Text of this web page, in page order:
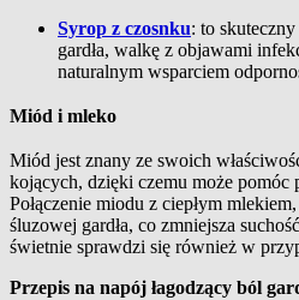
Syrop z czosnku: to
gardła, walkę z objawami
naturalnym wsparciem
Miód i mleko
Miód jest znany ze swoich
kojących, dzięki czemu może pomóc
Połączenie miodu z ciepłym
śluzowej gardła, co zmniejsza
świetnie sprawdzi się również w
Przepis na napój łagodzący ból